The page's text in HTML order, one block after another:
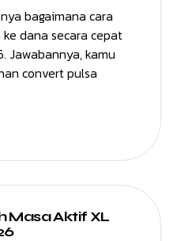
bagaimana cara
dana secara cepat
Jawabannya, kamu
convert pulsa
Masa Aktif XL